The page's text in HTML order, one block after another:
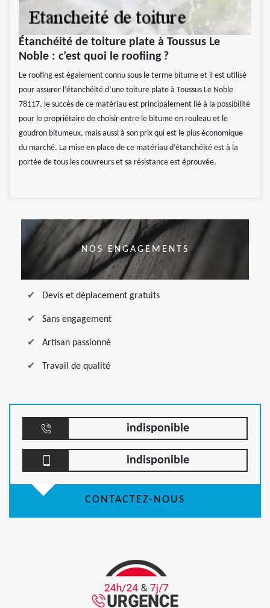
Étanchéité de toiture plate à Toussus Le
Noble : c’est quoi le roofiing ?
Le roofing est également connu sous le terme bitume et il est utilisé
pour assurer l’étanchéité d’une toiture plate à Toussus Le Noble
78117. le succès de ce matériau est principalement lié à la possibilité
pour le propriétaire de choisir entre le bitume en rouleau et le
goudron bitumeux, mais aussi à son prix qui est le plus économique
du marché. La mise en place de ce matériau d’étanchéité est à la
portée de tous les couvreurs et sa résistance est éprouvée.
NOS ENGAGEMENTS
Devis et déplacement gratuits
Sans engagement
Artisan passionné
Travail de qualité
indisponible
indisponible
CONTACTEZ-NOUS